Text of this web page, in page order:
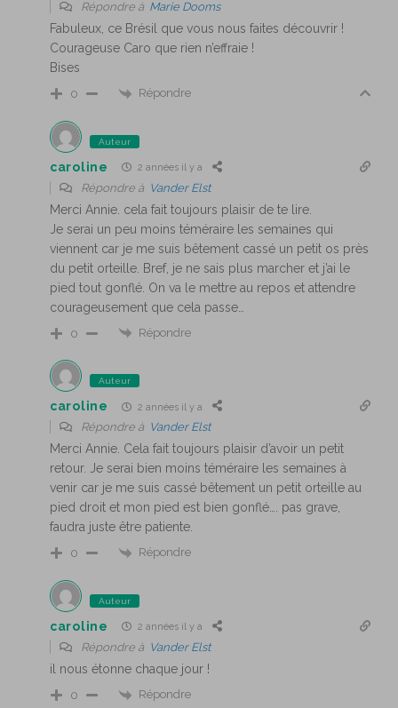
Répondre à Marie Dooms
Fabuleux, ce Brésil que vous nous faites découvrir !
Courageuse Caro que rien n’effraie !
Bises
0 Répondre
Auteur
caroline 2 années il y a
Répondre à Vander Elst
Merci Annie. cela fait toujours plaisir de te lire.
Je serai un peu moins téméraire les semaines qui
viennent car je me suis bêtement cassé un petit os près
du petit orteille. Bref, je ne sais plus marcher et j’ai le
pied tout gonflé. On va le mettre au repos et attendre
courageusement que cela passe…
0 Répondre
Auteur
caroline 2 années il y a
Répondre à Vander Elst
Merci Annie. Cela fait toujours plaisir d’avoir un petit
retour. Je serai bien moins téméraire les semaines à
venir car je me suis cassé bêtement un petit orteille au
pied droit et mon pied est bien gonflé…. pas grave,
faudra juste être patiente.
0 Répondre
Auteur
caroline 2 années il y a
Répondre à Vander Elst
il nous étonne chaque jour !
0 Répondre